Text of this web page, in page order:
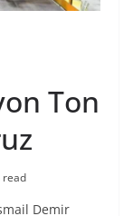
Ton
read
Demir